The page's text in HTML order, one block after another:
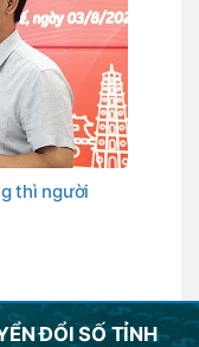
thì người
ĐỔI SỐ TỈNH